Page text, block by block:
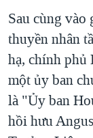
Sau cùng
thuyền nhân
hạ, chính
một ủy ban
là "Ủy ban
hồi hưu